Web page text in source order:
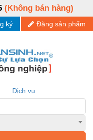
(Không bán hàng)
Đăng sản phẩm
ký
Dịch vụ